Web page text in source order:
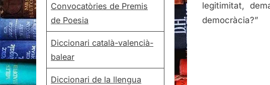
legitimitat,
democràcia?”
Convocatòries de Premis
de Poesia
Diccionari català-valencià-
balear
Diccionari de la llengua